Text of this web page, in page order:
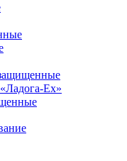
Ex»